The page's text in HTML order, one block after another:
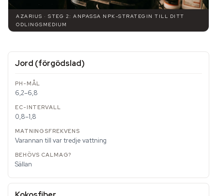
AZARIUS · STEG 2: ANPASSA NPK-STRATEGIN TILL DITT
ODLINGSMEDIUM
Jord (förgödslad)
6,2–6,8
0,8–1,8
Varannan till var tredje vattning
Sällan